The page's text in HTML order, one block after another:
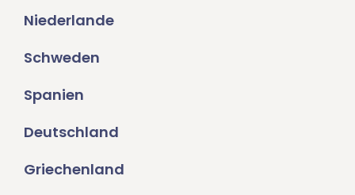
Niederlande
Schweden
Spanien
Deutschland
Griechenland